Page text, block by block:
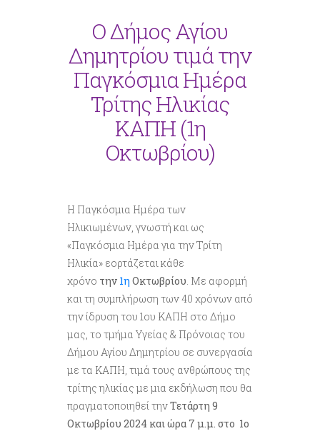
Ο Δήμος Αγίου
Δημητρίου τιμά την
Παγκόσμια Ημέρα
Τρίτης Ηλικίας
ΚΑΠΗ (1η
Οκτωβρίου)
Η Παγκόσμια Ημέρα των
Ηλικιωμένων, γνωστή και ως
«Παγκόσμια Ημέρα για την Τρίτη
Ηλικία» εορτάζεται κάθε
χρόνο την 1η Οκτωβρίου . Με αφορμή
και τη συμπλήρωση των 40 χρόνων από
την ίδρυση του 1ου ΚΑΠΗ στο Δήμο
μας, το τμήμα Υγείας & Πρόνοιας του
Δήμου Αγίου Δημητρίου σε συνεργασία
με τα ΚΑΠΗ, τιμά τους ανθρώπους της
τρίτης ηλικίας με μια εκδήλωση που θα
πραγματοποιηθεί τηνΤετάρτη 9
Οκτωβρίου 2024 και ώρα 7 μ.μ. στο 1ο